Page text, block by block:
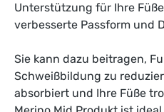
Unterstützung für Ihre
verbesserte Passform und
Sie kann dazu beitragen,
Schweißbildung zu
absorbiert und Ihre Füße